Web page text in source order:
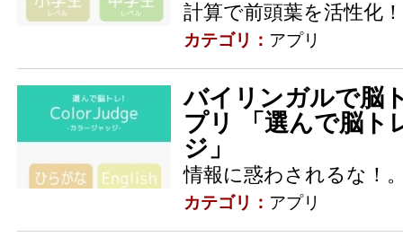
計算で前頭葉を活性化
カテゴリ： アプリ
バイリンガルで脳
プリ 「選んで脳ト
ジ」
情報に惑わされるな！
カテゴリ： アプリ